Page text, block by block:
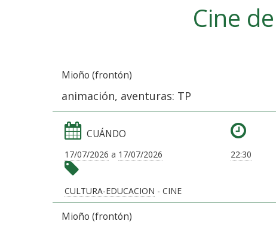
Mioño (frontón)
animación, aventuras: TP
CUÁNDO
17/07/2026 a 17/07/2026 22:30
CULTURA-EDUCACION - CINE
Mioño (frontón)